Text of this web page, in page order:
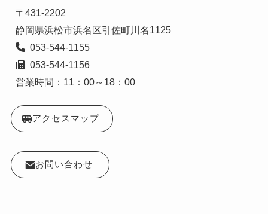
〒431-2202
静岡県浜松市浜名区引佐町川名1125
  053-544-1155
  053-544-1156
営業時間：11：00～18：00
アクセスマップ
お問い合わせ